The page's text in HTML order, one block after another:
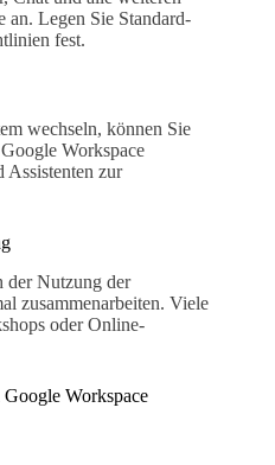
an. Legen Sie Standard-
fest.
wechseln, können Sie
Workspace
Assistenten zur
der Nutzung der
zusammenarbeiten. Viele
oder Online-
Workspace